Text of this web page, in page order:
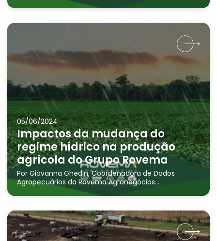
05/06/2024
Impactos da mudança do
regime hídrico na produção
agrícola do Grupo Rovema
Por Giovanna Ghedin, Coordenadora de Dados
Agropecuários da Rovema Agronegócios...